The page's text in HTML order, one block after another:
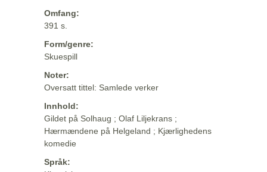
Omfang:
391 s.
Form/genre:
Skuespill
Noter:
Oversatt tittel: Samlede verker
Innhold:
Gildet på Solhaug ; Olaf Liljekrans ;
Hærmændene på Helgeland ; Kjærlighedens
komedie
Språk: